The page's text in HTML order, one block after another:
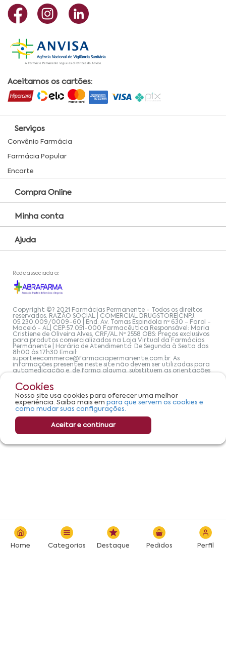
Cookies
Nosso site usa cookies para oferecer uma melhor
experiência. Saiba mais em para que servem os cookies e
como mudar suas configurações.
Aceitar e continuar
Home Categorias Destaque Pedidos Perfil
Aceitamos os cartões:
Serviços
Convênio Farmácia
Farmácia Popular
Encarte
Compra Online
Minha conta
Ajuda
Rede associada a:
Copyright ©? 2021 Farmácias Permanente - Todos os direitos
reservados. RAZÃO SOCIAL | COMERCIAL DRUGSTORE|CNPJ:
05.230.009/0009-60 | End: Av. Tomas Espindola nº 630 - Farol -
Maceió - AL| CEP:57.051-000 Farmacêutica Responsável: Maria
Cristiene de Oliveira Alves, CRF/AL Nº 2558 OBS: Preços exclusivos
para produtos comercializados na Loja Virtual da Farmácias
Permanente | Horário de Atendimento: De Segunda à Sexta das
8h00 às 17h30 Email:
suporteecommerce@farmaciapermanente.com.br. As
informações presentes neste site não devem ser utilizadas para
automedicação e, de forma alguma, substituem as orientações
capacitado para diagnosticar problemas de saúde e prescrever
o tratamento adequado. Se os sintomas persistirem, um médico
deve ser consultado. A Farmácia Permanente trabalha com as
tecnologias mais avançadas de proteção de dados, para que
você possa realizar suas compras com tranquilidade. A
privacidade e a segurança dos clientes são compromissos da
Farmácias Permanente. Todos os pedidos efetuados estão
sujeitos à confirmação da disponibilidade de produto em nosso
estoque.